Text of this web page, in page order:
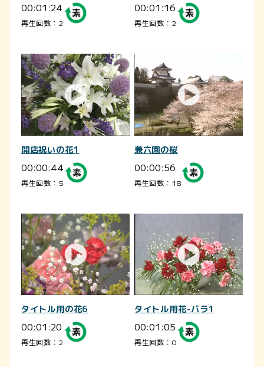
00:01:24
再生回数：2
00:01:16
再生回数：2
開店祝いの花1
00:00:44
再生回数：5
兼六園の桜
00:00:56
再生回数：18
タイトル用の花6
00:01:20
再生回数：2
タイトル用花-バラ1
00:01:05
再生回数：0